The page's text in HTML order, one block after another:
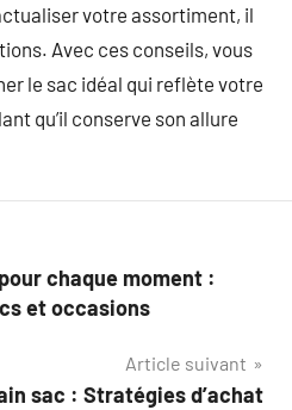
votre assortiment, il
Avec ces conseils, vous
le sac idéal qui reflète votre
qu’il conserve son allure
chaque moment :
et occasions
Article suivant
sac : Stratégies d’achat